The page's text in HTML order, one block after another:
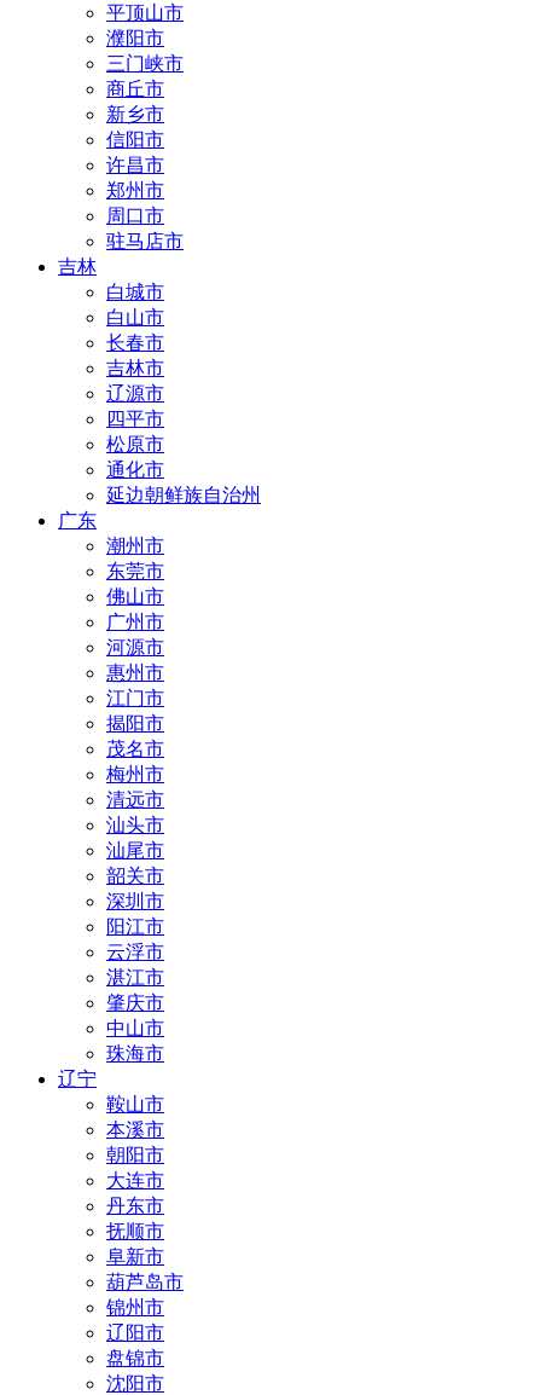
平顶山市
濮阳市
三门峡市
商丘市
新乡市
信阳市
许昌市
郑州市
周口市
驻马店市
吉林
白城市
白山市
长春市
吉林市
辽源市
四平市
松原市
通化市
延边朝鲜族自治州
广东
潮州市
东莞市
佛山市
广州市
河源市
惠州市
江门市
揭阳市
茂名市
梅州市
清远市
汕头市
汕尾市
韶关市
深圳市
阳江市
云浮市
湛江市
肇庆市
中山市
珠海市
辽宁
鞍山市
本溪市
朝阳市
大连市
丹东市
抚顺市
阜新市
葫芦岛市
锦州市
辽阳市
盘锦市
沈阳市